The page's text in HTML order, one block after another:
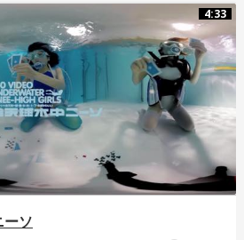
後日外周を回っている「ドド
」に変わりました。リニューアル後に
movies/4fcb52df-b1c8-41ba-
4:33
ーソ